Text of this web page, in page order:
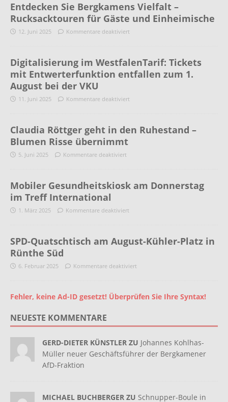
Entdecken Sie Bergkamens Vielfalt –
Rucksacktouren für Gäste und Einheimische
12. Juni 2025 Kommentare deaktiviert
Digitalisierung im WestfalenTarif: Tickets
mit Entwerterfunktion entfallen zum 1.
August bei der VKU
11. Juni 2025 Kommentare deaktiviert
Claudia Röttger geht in den Ruhestand –
Blumen Risse übernimmt
5. Juni 2025 Kommentare deaktiviert
Mobiler Gesundheitskiosk am Donnerstag
im Treff International
1. März 2025 Kommentare deaktiviert
SPD-Quatschtisch am August-Kühler-Platz in
Rünthe Süd
6. Februar 2025 Kommentare deaktiviert
Fehler, keine Ad-ID gesetzt! Überprüfen Sie Ihre Syntax!
NEUESTE KOMMENTARE
GERD-DIETER KÜNSTLER ZU Johannes Kohlhas-
Müller neuer Geschäftsführer der Bergkamener
AfD-Fraktion
MICHAEL BUCHBERGER ZU Schnupper-Boule in